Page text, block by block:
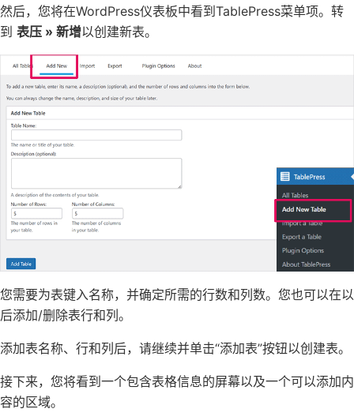
然后，您将在WordPress仪表板中看到TablePress菜单项。转
到 表压 » 新增以创建新表。
您需要为表键入名称，并确定所需的行数和列数。您也可以在以
后添加/删除表行和列。
添加表名称、行和列后，请继续并单击“添加表”按钮以创建表。
接下来，您将看到一个包含表格信息的屏幕以及一个可以添加内
容的区域。